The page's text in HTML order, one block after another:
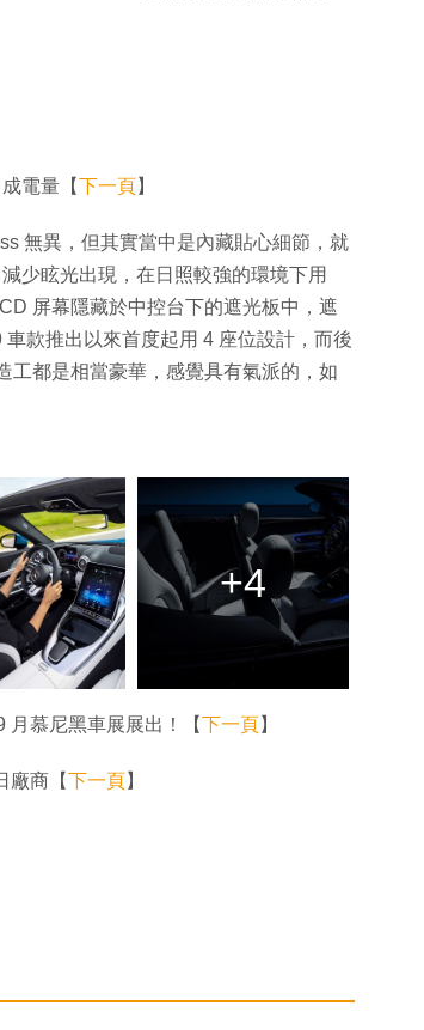
電量【下一頁】
無異，但其實當中是內藏貼心細節，就
少眩光出現，在日照較強的環境下用
屏幕隱藏於中控台下的遮光板中，遮
款推出以來首度起用 4 座位設計，而後
工都是相當豪華，感覺具有氣派的，如
+4
月慕尼黑車展展出！【下一頁】
廠商【下一頁】